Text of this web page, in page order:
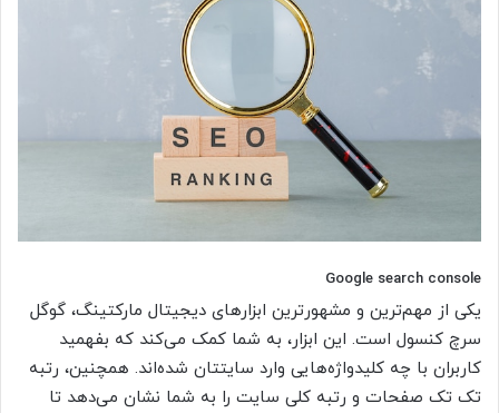
Google search console
یکی از مهم‌ترین و مشهورترین ابزارهای دیجیتال مارکتینگ، گوگل
سرچ کنسول است. این ابزار، به شما کمک می‌کند که بفهمید
کاربران با چه کلیدواژه‌هایی وارد سایتتان شده‌اند. همچنین، رتبه
تک تک صفحات و رتبه کلی سایت را به شما نشان می‌دهد تا